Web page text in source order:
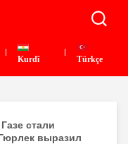
Kurdî Türkçe
стали
выразил